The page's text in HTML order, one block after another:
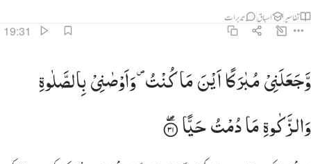
تفاسیر اسباق تدبرات
19:31
وجعلني مباركا اين ما كنت واوصاني بالصلاة والزكاة ما دمت حيا ٣١
وَجَعَلَنِى مُبَارَكًا أَيْنَ مَا كُنتُ وَأَوْصَـٰنِى بِٱلصَّلَوٰةِ وَٱلزَّكَوٰةِ مَا دُمْتُ حَيًّۭا ٣١
وَّجَعَلَنِیْمُبٰرَكًااَیْنَمَاكُنْتُ ۪ وَاَوْصٰنِیْبِالصَّلٰوةِ
وَالزَّكٰوةِمَادُمْتُحَیًّا